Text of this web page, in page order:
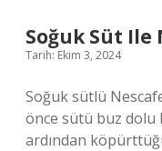
Soğuk Süt Ile
Tarih: Ekim 3, 2024
Soğuk sütlü
önce sütü buz dolu
ardından